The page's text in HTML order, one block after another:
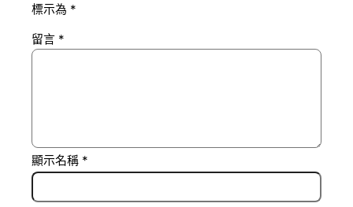
標示為 *
留言 *
顯示名稱 *